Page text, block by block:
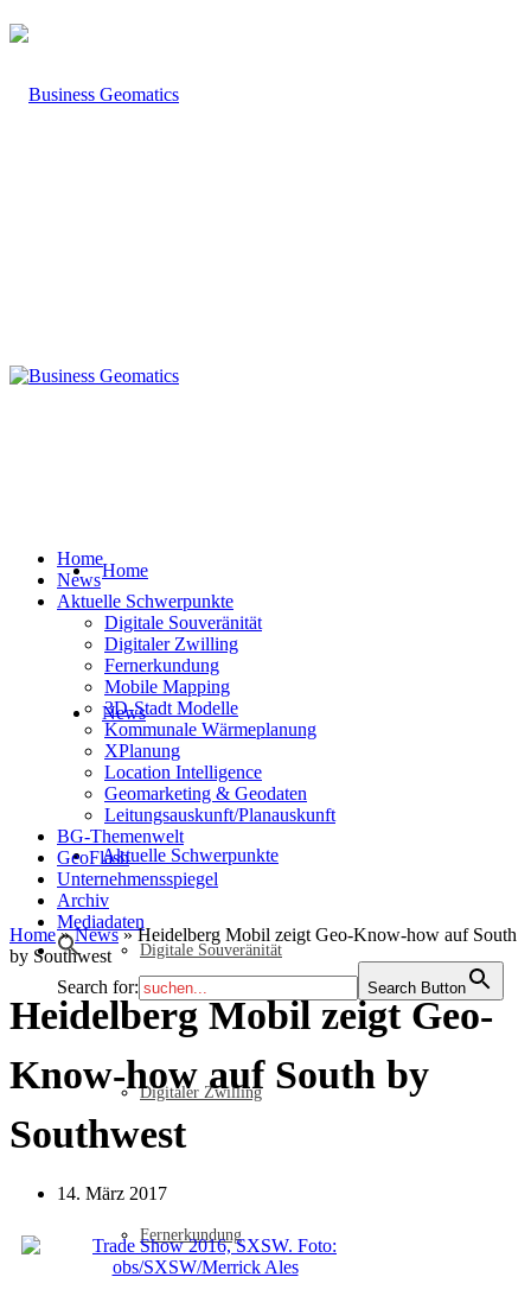
Home
News
Aktuelle Schwerpunkte
Digitale Souveränität
Digitaler Zwilling
Fernerkundung
Home
News
Aktuelle Schwerpunkte
Digitale Souveränität
Digitaler Zwilling
Fernerkundung
Mobile Mapping
3D-Stadt Modelle
Kommunale Wärmeplanung
XPlanung
Location Intelligence
Geomarketing & Geodaten
Leitungsauskunft/Planauskunft
BG-Themenwelt
GeoFlash
Unternehmensspiegel
Archiv
Mediadaten
Search for: Search Button
Home»News»Heidelberg Mobil zeigt Geo-Know-how auf South
by Southwest
Heidelberg Mobil zeigt Geo-
Know-how auf South by
Southwest
14. März 2017